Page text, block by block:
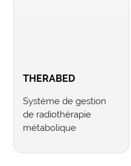
THERABED
Système de gestion
de radiothérapie
métabolique